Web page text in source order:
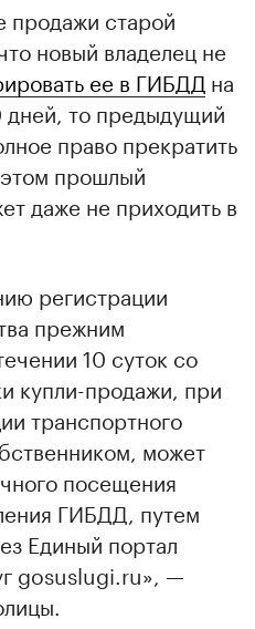
продажи старой
новый владелец не
ее в ГИБДД на
дней, то предыдущий
право прекратить
прошлый
даже не приходить в
регистрации
прежним
10 суток со
купли-продажи, при
транспортного
может
посещения
ГИБДД, путем
Единый портал
gosuslugi.ru», —